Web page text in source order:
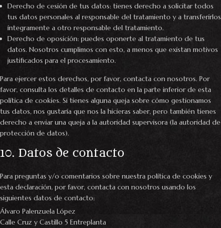
Derecho de cesión de tus datos: tienes derecho a solicitar todos
tus datos personales al responsable del tratamiento y a transferirlos
íntegramente a otro responsable del tratamiento.
Derecho de oposición: puedes oponerte al tratamiento de tus
datos. Nosotros cumplimos con esto, a menos que existan motivos
justificados para el procesamiento.
Para ejercer estos derechos, por favor, contacta con nosotros. Por
favor, consulta los detalles de contacto en la parte inferior de esta
política de cookies. Si tienes alguna queja sobre cómo gestionamos
tus datos, nos gustaría que nos la hicieras saber, pero también tienes
derecho a enviar una queja a la autoridad supervisora (la autoridad de
protección de datos).
10. Datos de contacto
Para preguntas y/o comentarios sobre nuestra política de cookies y
esta declaración, por favor, contacta con nosotros usando los
siguientes datos de contacto:
Álvaro Palenzuela López
Calle Cruz y Castillo 5 Entreplanta